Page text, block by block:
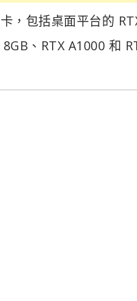
包括桌面平台的
、RTX A1000 和